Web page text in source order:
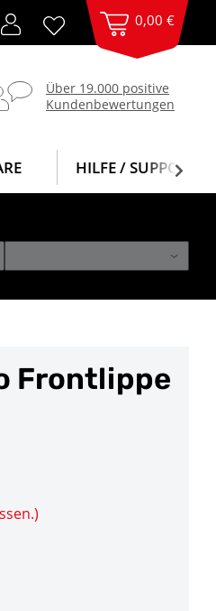
0,00 €
Über 19.000 positive
Kundenbewertungen
HILFE / SUPPORT
Frontlippe